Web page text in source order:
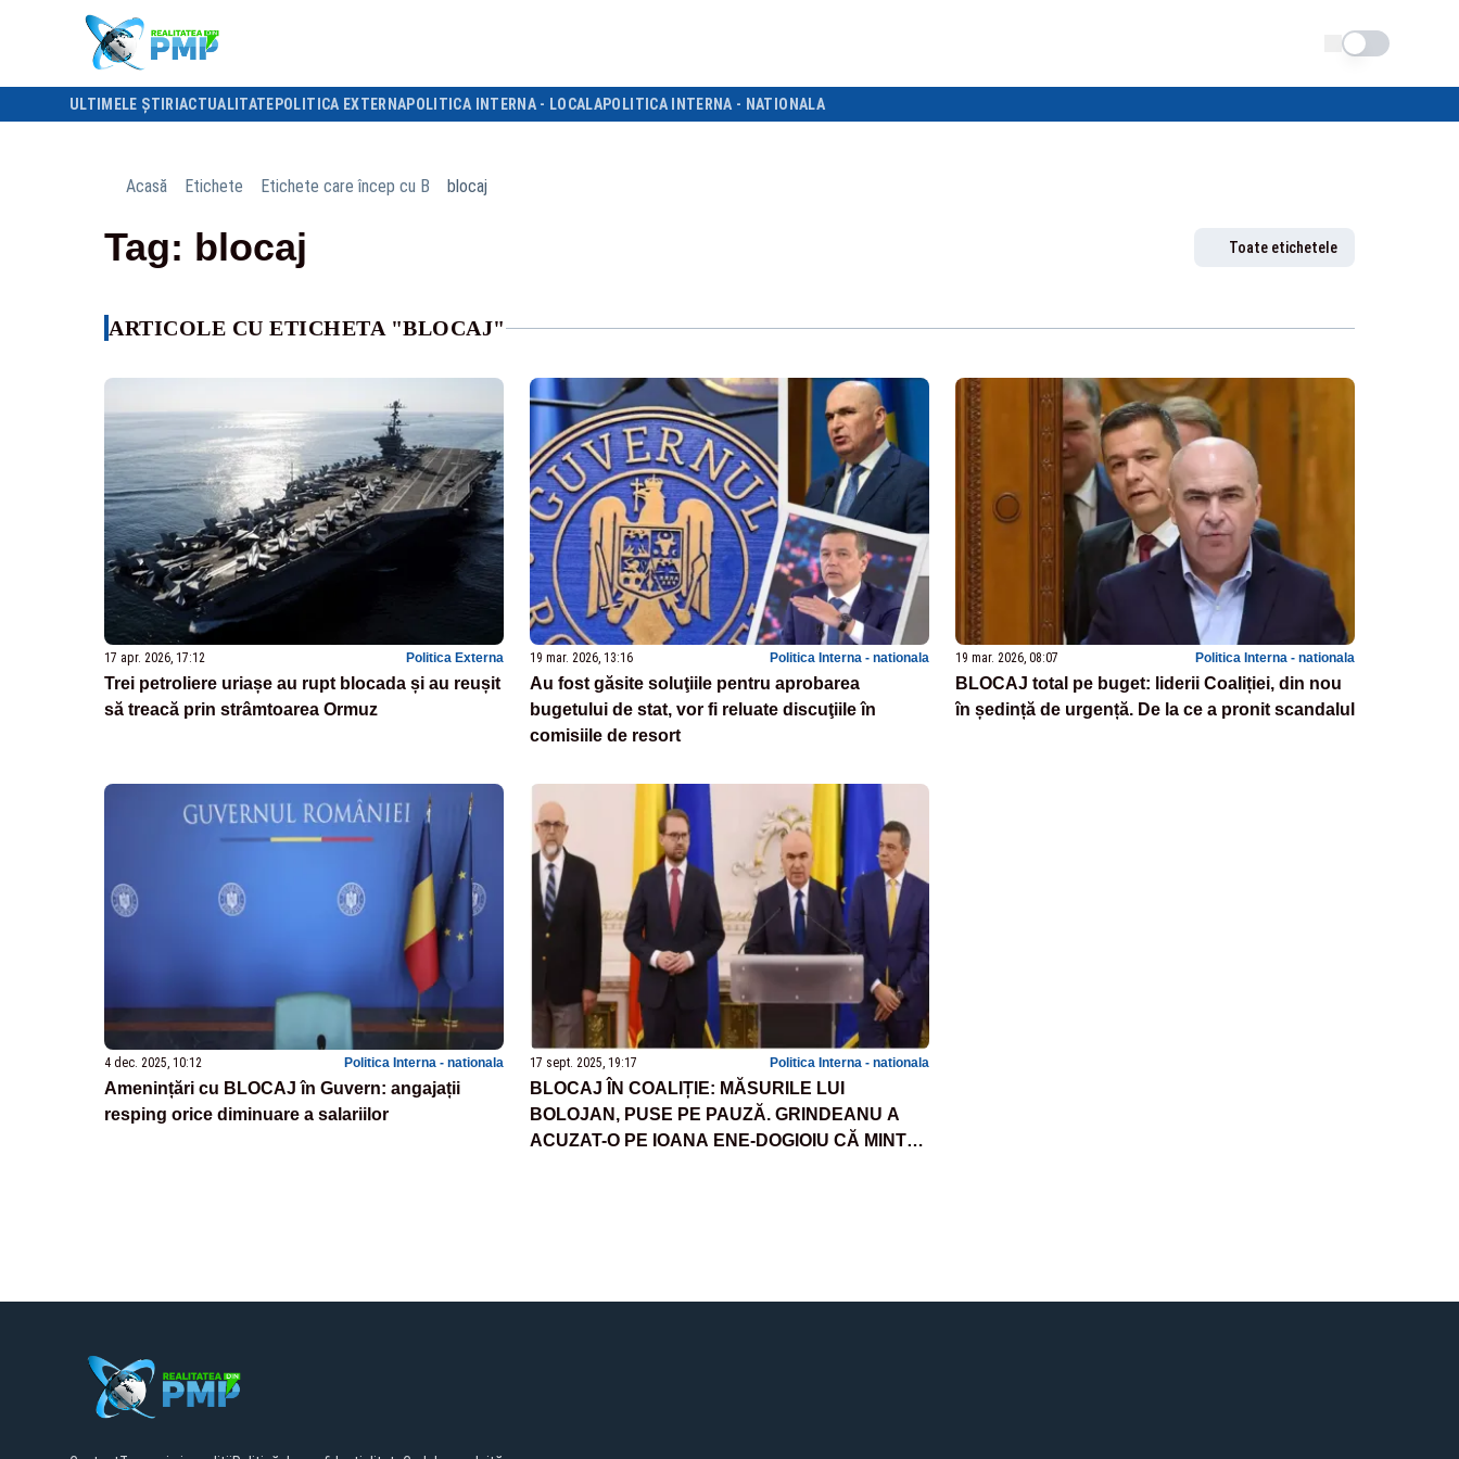
Schimba tema
ULTIMELE ȘTIRI ACTUALITATE POLITICA EXTERNAPOLITICA INTERNA - LOCALAPOLITICA INTERNA - NATIONALA
Acasă Etichete Etichete care încep cu B blocaj
Tag: blocaj Toate etichetele
ARTICOLE CU ETICHETA "BLOCAJ"
17 apr. 2026, 17:12 Politica Externa
Trei petroliere uriașe au rupt blocada și au reușit
să treacă prin strâmtoarea Ormuz
19 mar. 2026, 13:16 Politica Interna - nationala
Au fost găsite soluţiile pentru aprobarea
bugetului de stat, vor fi reluate discuţiile în
comisiile de resort
19 mar. 2026, 08:07 Politica Interna - nationala
BLOCAJ total pe buget: liderii Coaliției, din nou
în ședință de urgență. De la ce a pronit scandalul
4 dec. 2025, 10:12 Politica Interna - nationala
Amenințări cu BLOCAJ în Guvern: angajații
resping orice diminuare a salariilor
17 sept. 2025, 19:17 Politica Interna - nationala
BLOCAJ ÎN COALIȚIE: MĂSURILE LUI
BOLOJAN, PUSE PE PAUZĂ. GRINDEANU A
ACUZAT-O PE IOANA ENE-DOGIOIU CĂ MINTE,